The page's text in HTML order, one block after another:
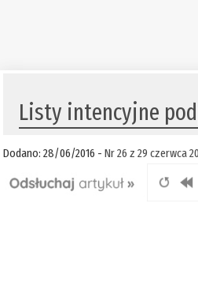
Listy intencyjne
Dodano: 28/06/2016 -Nr 26 z 29 czerwca